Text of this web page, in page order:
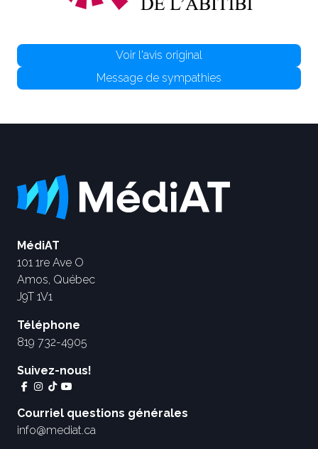
Voir l'avis original
Message de sympathies
MédiAT
101 1re Ave O
Amos, Québec
J9T 1V1
Téléphone
819 732-4905
Suivez-nous!
Courriel questions générales
info@mediat.ca